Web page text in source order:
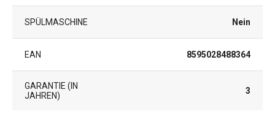
SPÜLMASCHINE Nein
EAN 8595028488364
GARANTIE (IN
JAHREN)
3